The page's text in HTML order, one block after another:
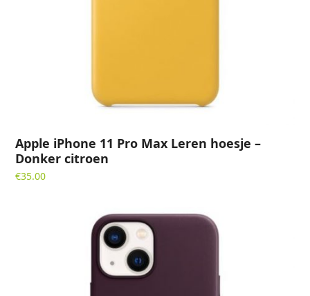
Apple iPhone 11 Pro Max Leren hoesje –
Donker citroen
€35.00